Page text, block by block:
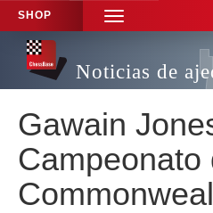
SHOP
TOGGLE
NAVIGATION
Noticias de
Gawain
Campeonato